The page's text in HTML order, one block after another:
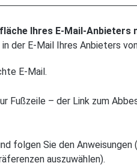
Ihres E-Mail-Anbieters
der E-Mail Ihres Anbieters
E-Mail.
Fußzeile – der Link zum
folgen Sie den
auszuwählen).